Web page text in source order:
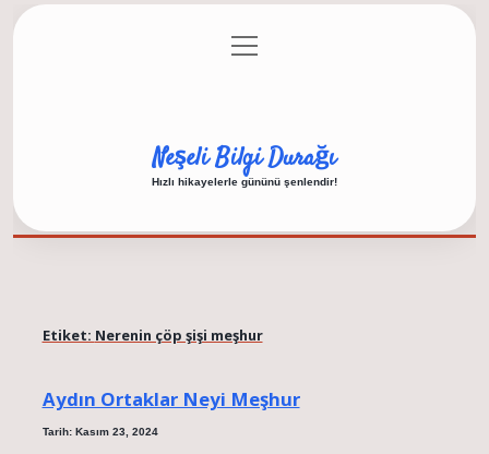
Gizlilik Politikası
menüyü
aç
Neşeli Bilgi Durağı
Hızlı hikayelerle gününü şenlendir!
Etiket: Nerenin çöp şişi meşhur
Aydın Ortaklar Neyi Meşhur
Tarih: Kasım 23, 2024